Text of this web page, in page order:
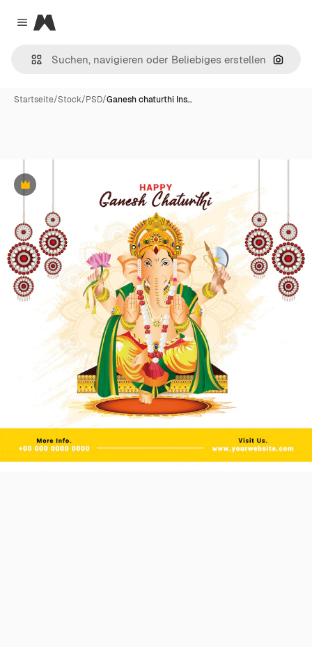
Close menu
Magnific
Nach
Startseite/Stock/PSD/Ganesh chaturthi Ins…
Premium